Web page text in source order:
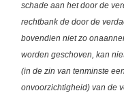
schade aan het door de
rechtbank de door de
bovendien niet zo
worden geschoven, kan
(in de zin van tenminste
onvoorzichtigheid) van de